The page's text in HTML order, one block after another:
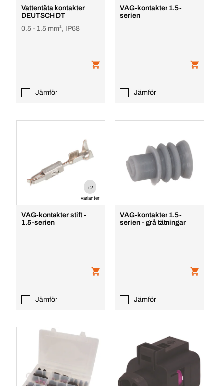
Vattentäta kontakter
DEUTSCH DT
0.5 - 1.5 mm², IP68
Jämför
VAG-kontakter 1.5-
serien
Jämför
+2
varianter
VAG-kontakter stift -
1.5-serien
Jämför
VAG-kontakter 1.5-
serien - grå tätningar
Jämför